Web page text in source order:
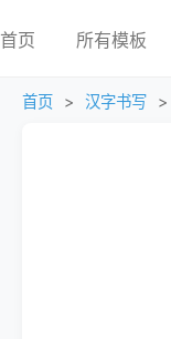
首页 所有模板
首页 > 汉字书写 >